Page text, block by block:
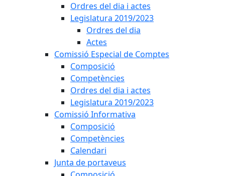
Ordres del dia i actes
Legislatura 2019/2023
Ordres del dia
Actes
Comissió Especial de Comptes
Composició
Competències
Ordres del dia i actes
Legislatura 2019/2023
Comissió Informativa
Composició
Competències
Calendari
Junta de portaveus